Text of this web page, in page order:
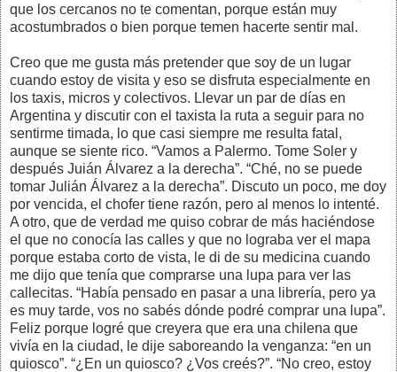
que los cercanos no te comentan, porque están muy
acostumbrados o bien porque temen hacerte sentir mal.
Creo que me gusta más pretender que soy de un lugar
cuando estoy de visita y eso se disfruta especialmente en
los taxis, micros y colectivos. Llevar un par de días en
Argentina y discutir con el taxista la ruta a seguir para no
sentirme timada, lo que casi siempre me resulta fatal,
aunque se siente rico. “Vamos a Palermo. Tome Soler y
después Juián Álvarez a la derecha”. “Ché, no se puede
tomar Julián Álvarez a la derecha”. Discuto un poco, me doy
por vencida, el chofer tiene razón, pero al menos lo intenté.
A otro, que de verdad me quiso cobrar de más haciéndose
el que no conocía las calles y que no lograba ver el mapa
porque estaba corto de vista, le di de su medicina cuando
me dijo que tenía que comprarse una lupa para ver las
callecitas. “Había pensado en pasar a una librería, pero ya
es muy tarde, vos no sabés dónde podré comprar una lupa”.
Feliz porque logré que creyera que era una chilena que
vivía en la ciudad, le dije saboreando la venganza: “en un
quiosco”. “¿En un quiosco? ¿Vos creés?”. “No creo, estoy